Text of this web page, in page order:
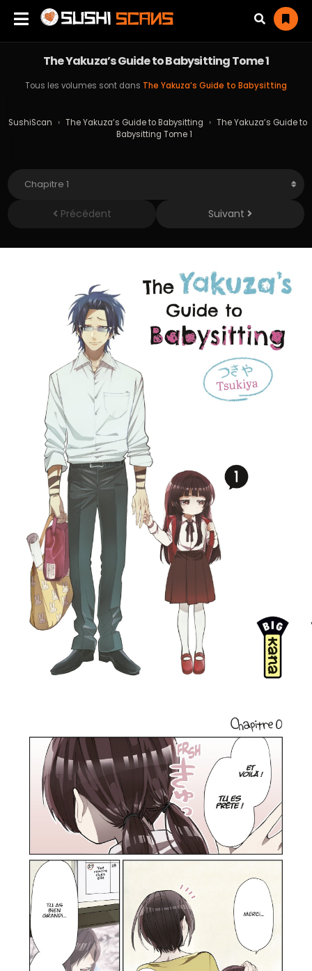
The Yakuza’s Guide to Babysitting Tome 1
Tous les volumes sont dans The Yakuza’s Guide to Babysitting
SushiScan › The Yakuza’s Guide to Babysitting › The Yakuza’s Guide to
Babysitting Tome 1
Précédent Suivant